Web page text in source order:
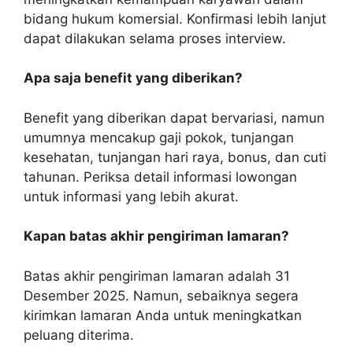
bidang hukum komersial. Konfirmasi lebih lanjut
dapat dilakukan selama proses interview.
Apa saja benefit yang diberikan?
Benefit yang diberikan dapat bervariasi, namun
umumnya mencakup gaji pokok, tunjangan
kesehatan, tunjangan hari raya, bonus, dan cuti
tahunan. Periksa detail informasi lowongan
untuk informasi yang lebih akurat.
Kapan batas akhir pengiriman lamaran?
Batas akhir pengiriman lamaran adalah 31
Desember 2025. Namun, sebaiknya segera
kirimkan lamaran Anda untuk meningkatkan
peluang diterima.